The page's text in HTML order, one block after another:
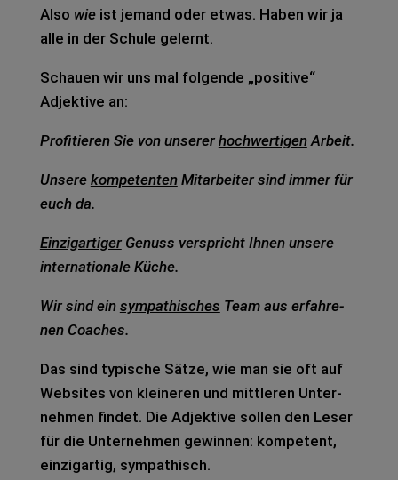
Also wieist jemand oder etwas. Haben wir ja
alle in der Schu­le gelernt.
Schau­en wir uns mal fol­gen­de „posi­ti­ve“
Adjek­ti­ve an:
Pro­fi­tie­ren Sie von unse­rer hoch­wer­ti­genArbeit.
Unse­re kom­pe­ten­tenMit­ar­bei­ter sind immer für
euch da.
Ein­zig­ar­ti­gerGenuss ver­spricht Ihnen unse­re
inter­na­tio­na­le Küche.
Wir sind ein sym­pa­thi­sches Team aus erfah­re­
nen Coa­ches.
Das sind typi­sche Sätze, wie man sie oft auf
Web­sites von klei­ne­ren und mitt­le­ren Unter­
neh­men fin­det. Die Adjek­ti­ve sol­len den Leser
für die Unter­neh­men gewin­nen: kom­pe­tent,
ein­zig­ar­tig, sym­pa­thisch.